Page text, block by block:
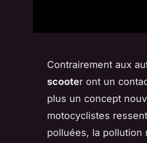
Contrairement aux
scooter ont un
plus un concept
motocyclistes
polluées, la pollution